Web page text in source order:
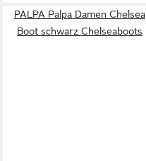
PALPA Palpa Damen Chelsea
Boot schwarz Chelseaboots